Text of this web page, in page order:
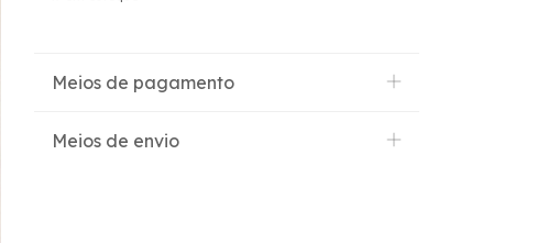
Meios de pagamento
Meios de envio